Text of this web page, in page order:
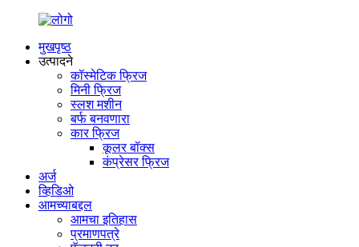
मुखपृष्ठ
उत्पादने
कॉस्मेटिक फ्रिज
मिनी फ्रिज
स्लश मशीन
बर्फ बनवणारा
कार फ्रिज
कूलर बॉक्स
कंप्रेसर फ्रिज
अर्ज
व्हिडिओ
आमच्याबद्दल
आमचा इतिहास
प्रमाणपत्रे